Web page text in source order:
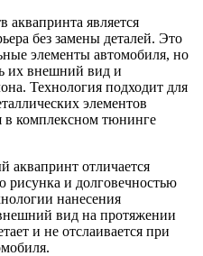
является
без замены деталей. Это
элементы автомобиля, но
их внешний вид и
Технология подходит для
элементов
в комплексном тюнинге
отличается
рисунка и долговечностью
нанесения
вид на протяжении
и не отслаивается при